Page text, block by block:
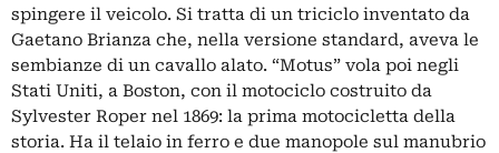
spingere il veicolo. Si tratta di un triciclo inventato da
Gaetano Brianza che, nella versione standard, aveva le
sembianze di un cavallo alato. “Motus” vola poi negli
Stati Uniti, a Boston, con il motociclo costruito da
Sylvester Roper nel 1869: la prima motocicletta della
storia. Ha il telaio in ferro e due manopole sul manubrio